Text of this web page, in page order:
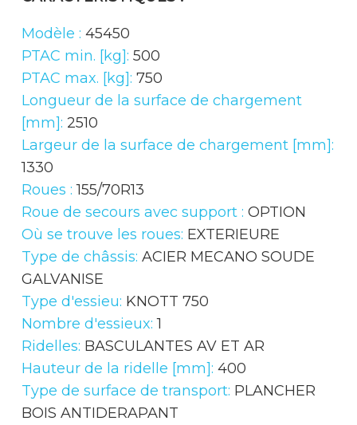
Modèle : 45450
PTAC min. [kg]: 500
PTAC max. [kg]: 750
Longueur de la surface de chargement
[mm]: 2510
Largeur de la surface de chargement [mm]:
1330
Roues :155/70R13
Roue de secours avec support : OPTION
Où se trouve les roues: EXTERIEURE
Type de châssis: ACIER MECANO SOUDE
GALVANISE
Type d'essieu: KNOTT 750
Nombre d'essieux:1
Ridelles: BASCULANTES AV ET AR
Hauteur de la ridelle [mm]: 400
Type de surface de transport: PLANCHER
BOIS ANTIDERAPANT